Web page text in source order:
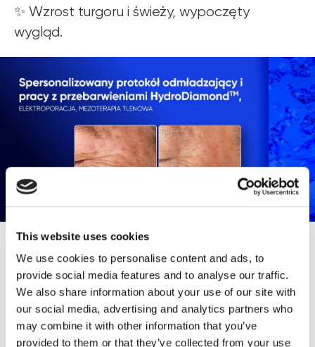
This website uses cookies
We use cookies to personalise content and ads, to
provide social media features and to analyse our traffic.
We also share information about your use of our site with
our social media, advertising and analytics partners who
may combine it with other information that you’ve
provided to them or that they’ve collected from your use
✨ Wzrost turgoru i świeży, wypoczęty
wygląd.
Przypadek: Odmładzanie skóry
Wiek klienta: 38 lat
Główne skargi: